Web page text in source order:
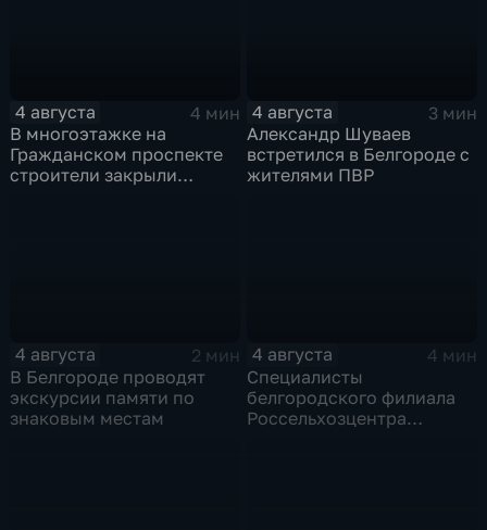
4 августа
4 мин
В многоэтажке на
Гражданском проспекте
строители закрыли
4 августа
3 мин
Александр Шуваев
встретился в Белгороде с
жителями ПВР
4 августа
2 мин
В Белгороде проводят
экскурсии памяти по
знаковым местам
4 августа
4 мин
Специалисты
белгородского филиала
Россельхозцентра